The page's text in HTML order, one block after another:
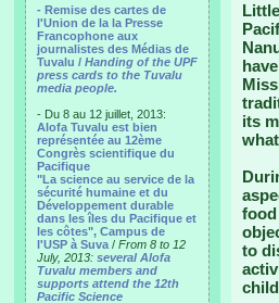
- Remise des cartes de
l'Union de la la Presse
Francophone aux
journalistes des Médias de
Tuvalu / Handing of the UPF
press cards to the Tuvalu
media people.
- Du 8 au 12 juillet, 2013:
Alofa Tuvalu est bien
représentée au 12ème
Congrès scientifique du
Pacifique
"La science au service de la
sécurité humaine et du
Développement durable
dans les îles du Pacifique et
les côtes", Campus de
l'USP à Suva / From 8 to 12
July, 2013: several Alofa
Tuvalu members and
supports attend the 12th
Pacific Science
its
food
to